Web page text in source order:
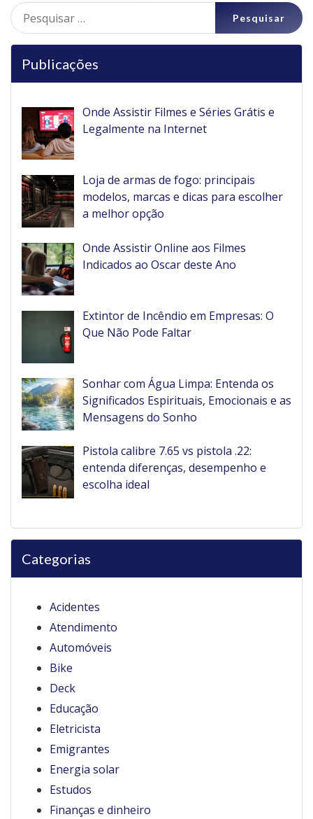
Pesquisar
por:
Publicações
Onde Assistir Filmes e Séries Grátis e
Legalmente na Internet
Loja de armas de fogo: principais
modelos, marcas e dicas para escolher
a melhor opção
Onde Assistir Online aos Filmes
Indicados ao Oscar deste Ano
Extintor de Incêndio em Empresas: O
Que Não Pode Faltar
Sonhar com Água Limpa: Entenda os
Significados Espirituais, Emocionais e as
Mensagens do Sonho
Pistola calibre 7.65 vs pistola .22:
entenda diferenças, desempenho e
escolha ideal
Categorias
Acidentes
Atendimento
Automóveis
Bike
Deck
Educação
Eletricista
Emigrantes
Energia solar
Estudos
Finanças e dinheiro